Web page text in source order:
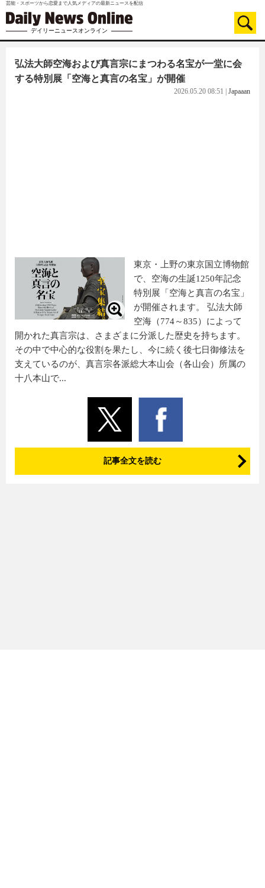
芸能・スポーツから恋愛まで人気メディアの最新ニュースを配信
デイリーニュースオンライン
弘法大師空海および真言宗にまつわる名宝が一堂に会
する特別展「空海と真言の名宝」が開催
2026.05.20 08:51 Japaaan
東京・上野の東京国立博物館
で、空海の生誕1250年記念
特別展「空海と真言の名宝」
が開催されます。 弘法大師
空海（774～835）によって
開かれた真言宗は、さまざまに分派した歴史を持ちます。
その中で中心的な役割を果たし、今に続く後七日御修法を
支えているのが、真言宗各派総大本山会（各山会）所属の
十八本山で...
記事全文を読む